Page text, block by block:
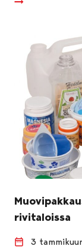
rivitaloissa
3